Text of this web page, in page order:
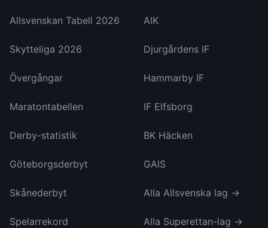
Allsvenskan Tabell 2026
Skytteliga 2026
Övergångar
Maratontabellen
Derby-statistik
Göteborgsderbyt
Skånederbyt
Spelarrekord
AIK
Djurgårdens IF
Hammarby IF
IF Elfsborg
BK Häcken
GAIS
Alla Allsvenska lag →
Alla Superettan-lag →